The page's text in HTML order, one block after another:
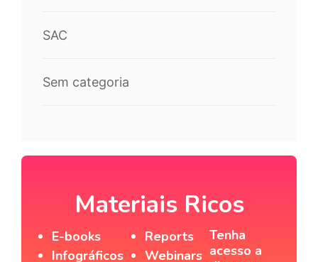
SAC
Sem categoria
Materiais Ricos
E-books
Infográficos
Reports
Webinars
Tenha
acesso a